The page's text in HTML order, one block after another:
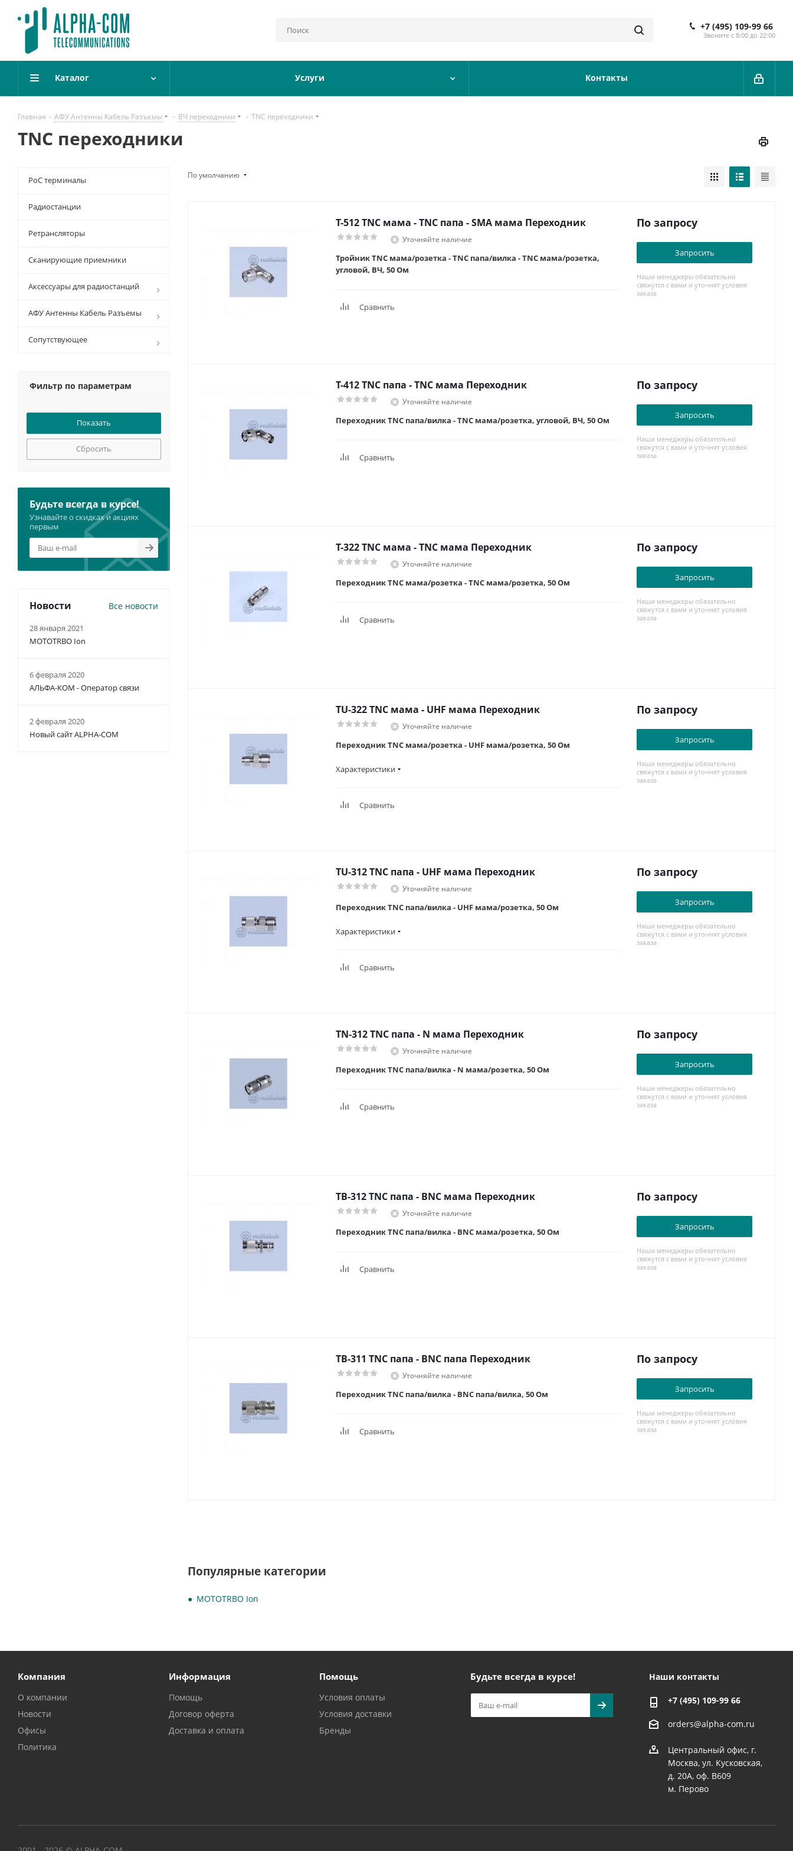
+7 (495) 109-99 66
Звоните с 8:00 до 22:00
Каталог Услуги Контакты
Главная - АФУ Антенны Кабель Разъемы - ВЧ переходники - TNC переходники
TNC переходники
По умолчанию
T-512 TNC мама - TNC папа - SMA мама Переходник
Уточняйте наличие
Тройник TNC мама/розетка - TNC папа/вилка - TNC мама/розетка,
угловой, ВЧ, 50 Ом
Сравнить
По запросу
Запросить
Наши менеджеры обязательно
свяжутся с вами и уточнят условия
заказа
T-412 TNC папа - TNC мама Переходник
Уточняйте наличие
Переходник TNC папа/вилка - TNC мама/розетка, угловой, ВЧ, 50 Ом
Сравнить
По запросу
Запросить
Наши менеджеры обязательно
свяжутся с вами и уточнят условия
заказа
T-322 TNC мама - TNC мама Переходник
Уточняйте наличие
Переходник TNC мама/розетка - TNC мама/розетка, 50 Ом
Сравнить
По запросу
Запросить
Наши менеджеры обязательно
свяжутся с вами и уточнят условия
заказа
TU-322 TNC мама - UHF мама Переходник
Уточняйте наличие
Переходник TNC мама/розетка - UHF мама/розетка, 50 Ом
Характеристики
Сравнить
По запросу
Запросить
Наши менеджеры обязательно
свяжутся с вами и уточнят условия
заказа
TU-312 TNC папа - UHF мама Переходник
Уточняйте наличие
Переходник TNC папа/вилка - UHF мама/розетка, 50 Ом
Характеристики
Сравнить
По запросу
Запросить
Наши менеджеры обязательно
свяжутся с вами и уточнят условия
заказа
TN-312 TNC папа - N мама Переходник
Уточняйте наличие
Переходник TNC папа/вилка - N мама/розетка, 50 Ом
Сравнить
По запросу
Запросить
Наши менеджеры обязательно
свяжутся с вами и уточнят условия
заказа
TB-312 TNC папа - BNC мама Переходник
Уточняйте наличие
Переходник TNC папа/вилка - BNC мама/розетка, 50 Ом
Сравнить
По запросу
Запросить
Наши менеджеры обязательно
свяжутся с вами и уточнят условия
заказа
TB-311 TNC папа - BNC папа Переходник
Уточняйте наличие
Переходник TNC папа/вилка - BNC папа/вилка, 50 Ом
Сравнить
По запросу
Запросить
Наши менеджеры обязательно
свяжутся с вами и уточнят условия
заказа
Популярные категории
MOTOTRBO Ion
PoC терминалы
Радиостанции
Ретрансляторы
Сканирующие приемники
Аксессуары для радиостанций
АФУ Антенны Кабель Разъемы
Сопутствующее
Фильтр по параметрам
Сбросить
Будьте всегда в курсе!
Узнавайте о скидках и акциях
первым
Новости Все новости
28 января 2021
MOTOTRBO Ion
6 февраля 2020
АЛЬФА-КОМ - Оператор связи
2 февраля 2020
Новый сайт ALPHA-COM
Компания
О компании
Новости
Офисы
Политика
Информация
Помощь
Договор оферта
Доставка и оплата
Помощь
Условия оплаты
Условия доставки
Бренды
Будьте всегда в курсе! Наши контакты
+7 (495) 109-99 66
orders@alpha-com.ru
Центральный офис, г.
Москва, ул. Кусковская,
д. 20А, оф. В609
м. Перово